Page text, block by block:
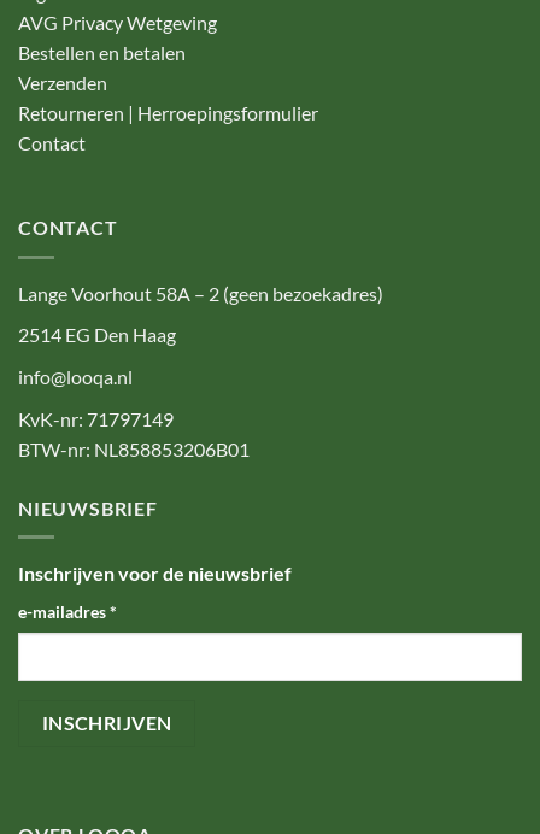
AVG Privacy Wetgeving
Bestellen en betalen
Verzenden
Retourneren | Herroepingsformulier
Contact
CONTACT
Lange Voorhout 58A – 2 (geen bezoekadres)
2514 EG Den Haag
info@looqa.nl
KvK-nr: 71797149
BTW-nr: NL858853206B01
NIEUWSBRIEF
Inschrijven voor de nieuwsbrief
e-mailadres*